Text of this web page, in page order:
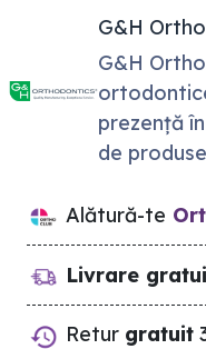
G&H
G&H
prezență
de
Alătură-te
Livrare
Retur gratuit